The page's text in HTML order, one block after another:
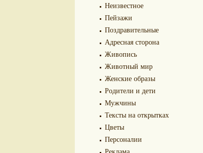
Неизвестное
Пейзажи
Поздравительные
Адресная сторона
Живопись
Животный мир
Женские образы
Родители и дети
Мужчины
Тексты на открытках
Цветы
Персоналии